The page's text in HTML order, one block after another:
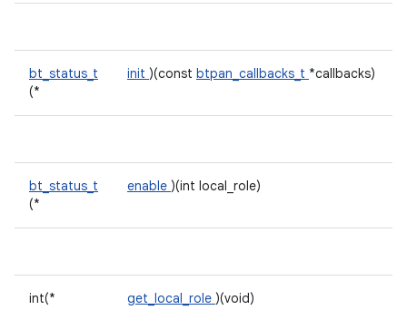
bt_status_t
(*
init )(const btpan_callbacks_t *callbacks)
bt_status_t
(*
enable )(int local_role)
int(* get_local_role )(void)